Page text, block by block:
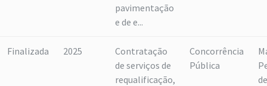
pavimentação
e de e...
Finalizada 2025
Contratação
de serviços de
requalificação,
Concorrência
Pública
de